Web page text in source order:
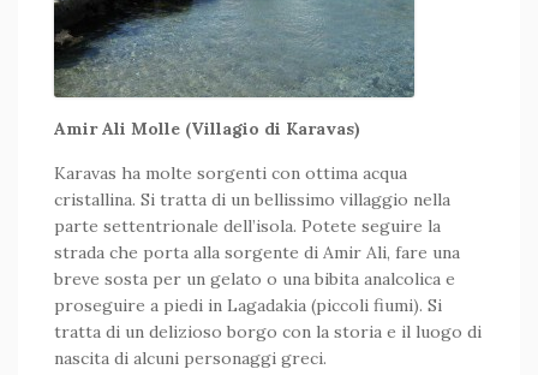
Amir Ali Molle (Villagio di Karavas)
Karavas ha molte sorgenti con ottima acqua
cristallina. Si tratta di un bellissimo villaggio nella
parte settentrionale dell’isola. Potete seguire la
strada che porta alla sorgente di Amir Ali, fare una
breve sosta per un gelato o una bibita analcolica e
proseguire a piedi in Lagadakia (piccoli fiumi). Si
tratta di un delizioso borgo con la storia e il luogo di
nascita di alcuni personaggi greci.